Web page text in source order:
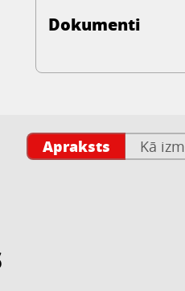
Dokumenti
Apraksts Kā